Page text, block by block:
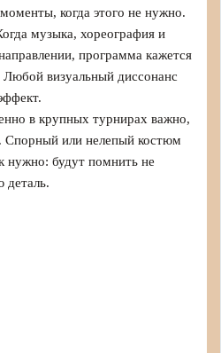
когда этого не нужно.
музыка, хореография и
программа кажется
Любой визуальный диссонанс
в крупных турнирах важно,
Спорный или нелепый костюм
нужно: будут помнить не
деталь.